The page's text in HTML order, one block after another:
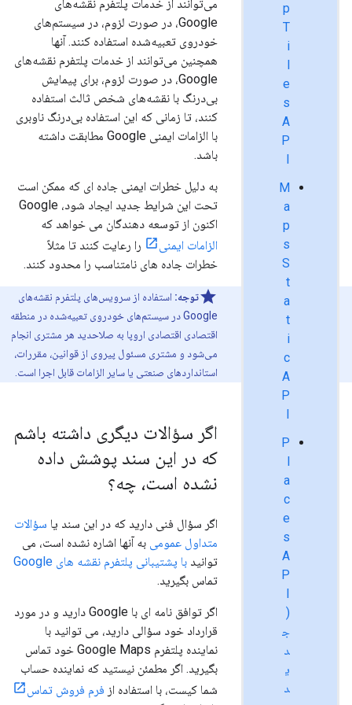
p
T
i
l
e
s
A
P
I
M
a
p
s
S
t
a
t
i
c
A
P
I
P
l
a
c
e
s
A
P
I
(
ج
د
ی
د
می‌توانند از خدمات پلتفرم نقشه‌های
Google، در صورت لزوم، در سیستم‌های
خودروی تعبیه‌شده استفاده کنند. آنها
همچنین می‌توانند از خدمات پلتفرم نقشه‌های
Google، در صورت لزوم، برای پیمایش
بی‌درنگ با نقشه‌های شخص ثالث استفاده
کنند، تا زمانی که این استفاده بی‌درنگ ناوبری
با الزامات ایمنی Google مطابقت داشته
باشد.
به دلیل خطرات ایمنی جاده ای که ممکن است
تحت این شرایط جدید ایجاد شود، Google
اکنون از توسعه دهندگان می خواهد که
الزامات ایمنی
را رعایت کنند تا مثلاً
خطرات جاده های نامتناسب را محدود کنند.
توجه: استفاده از سرویس‌های پلتفرم نقشه‌های
Google در سیستم‌های خودروی تعبیه‌شده در منطقه
اقتصادی اقتصادی اروپا به صلاحدید هر مشتری انجام
می‌شود و مشتری مسئول پیروی از قوانین، مقررات،
استانداردهای صنعتی یا سایر الزامات قابل اجرا است.
اگر سؤالات دیگری داشته باشم
که در این سند پوشش داده
نشده است، چه؟
اگر سؤال فنی دارید که در این سند یا سؤالات
متداول عمومی به آنها اشاره نشده است، می
توانید با پشتیبانی پلتفرم نقشه های Google
تماس بگیرید.
اگر توافق نامه ای با Google دارید و در مورد
قرارداد خود سؤالی دارید، می توانید با
نماینده پلتفرم Google Maps خود تماس
بگیرید. اگر مطمئن نیستید که نماینده حساب
شما کیست، با استفاده از فرم فروش تماس